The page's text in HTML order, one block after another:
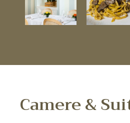
Camere &